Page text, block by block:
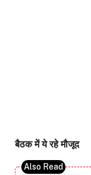
बैठक में ये रहे मौजूद